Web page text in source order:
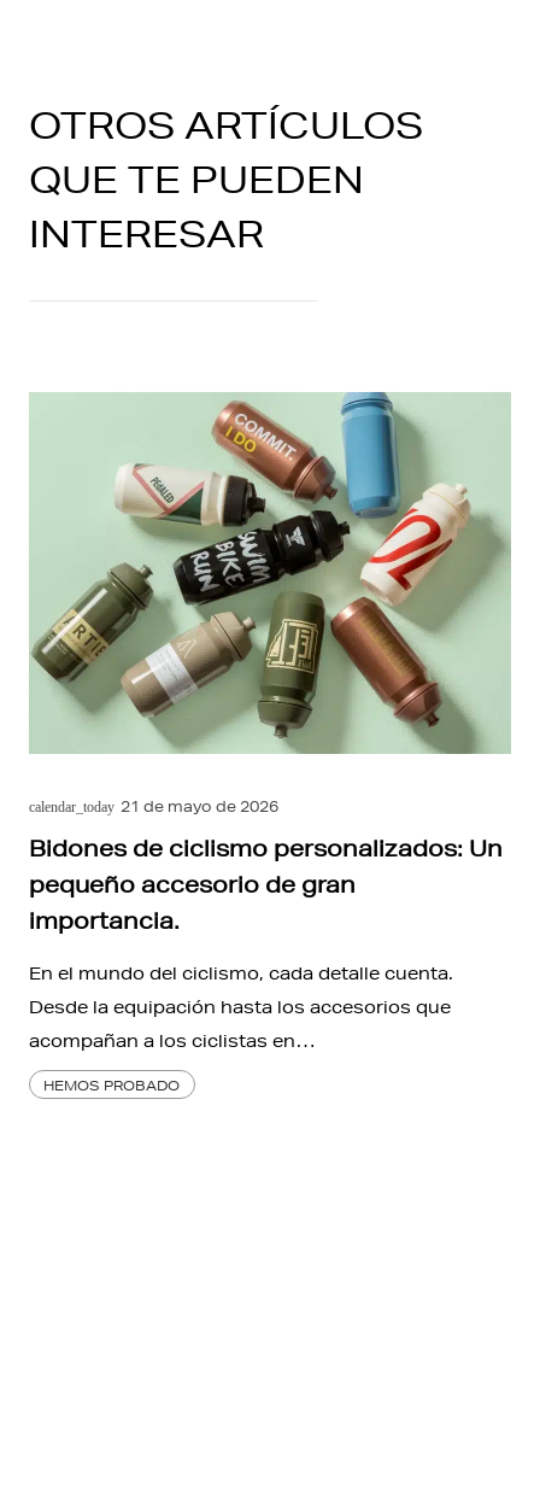
OTROS ARTÍCULOS
QUE TE PUEDEN
INTERESAR
calendar_today 21 de mayo de 2026
Bidones de ciclismo personalizados: Un
pequeño accesorio de gran
importancia.
En el mundo del ciclismo, cada detalle cuenta.
Desde la equipación hasta los accesorios que
acompañan a los ciclistas en…
HEMOS PROBADO